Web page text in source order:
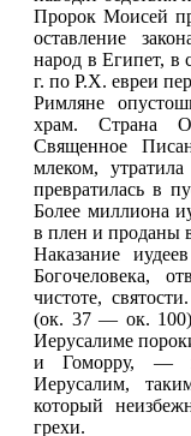
Пророк Моисей
оставление
народ в Египет, в
г. по Р.Х. евреи
Римляне
храм. Страна
Священное
млеком,
превратилась в
Более миллиона
в плен и проданы
Наказание
Богочеловека,
чистоте,
(ок. 37 — ок. 100)
Иерусалиме
и Гоморру, —
Иерусалим,
который
грехи.